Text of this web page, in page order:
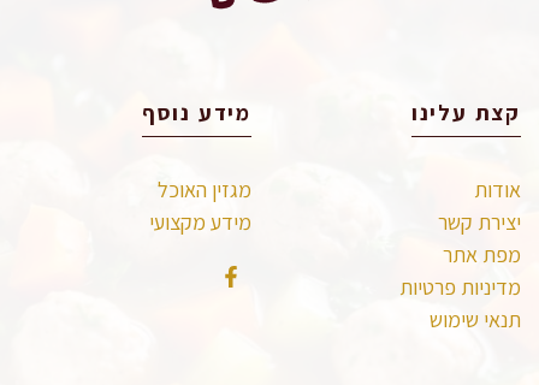
קצת עלינו
אודות
יצירת קשר
מפת אתר
מדיניות פרטיות
תנאי שימוש
מידע נוסף
מגזין האוכל
מידע מקצועי